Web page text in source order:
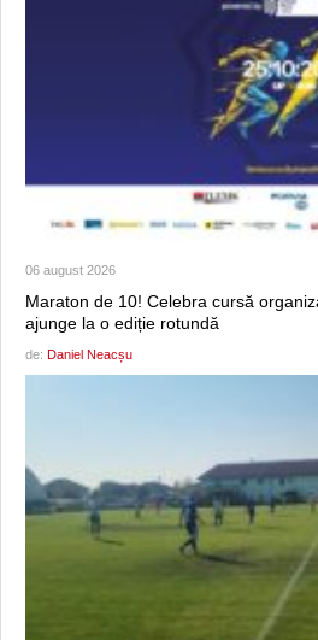
06 august 2026
Maraton de 10! Celebra cursă
ajunge la o ediție rotundă
de: Daniel Neacșu